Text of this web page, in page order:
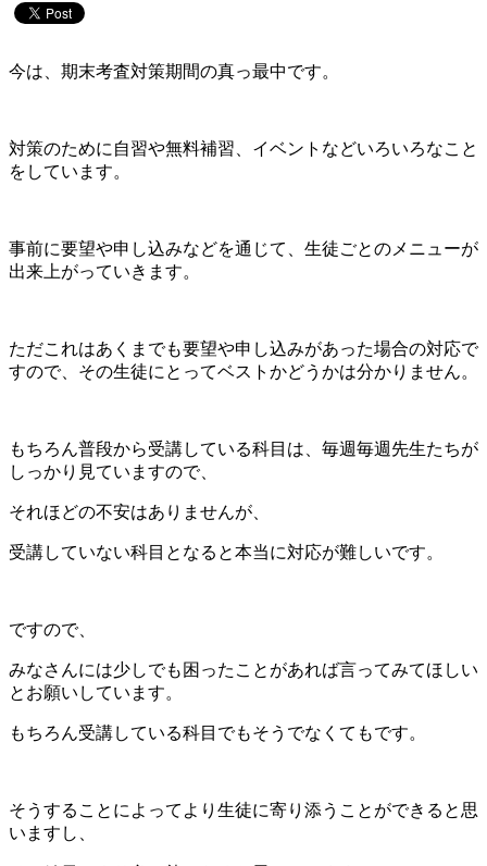
今は、期末考査対策期間の真っ最中です。
対策のために自習や無料補習、イベントなどいろいろなこと
をしています。
事前に要望や申し込みなどを通じて、生徒ごとのメニューが
出来上がっていきます。
ただこれはあくまでも要望や申し込みがあった場合の対応で
すので、その生徒にとってベストかどうかは分かりません。
もちろん普段から受講している科目は、毎週毎週先生たちが
しっかり見ていますので、
それほどの不安はありませんが、
受講していない科目となると本当に対応が難しいです。
ですので、
みなさんには少しでも困ったことがあれば言ってみてほしい
とお願いしています。
もちろん受講している科目でもそうでなくてもです。
そうすることによってより生徒に寄り添うことができると思
いますし、